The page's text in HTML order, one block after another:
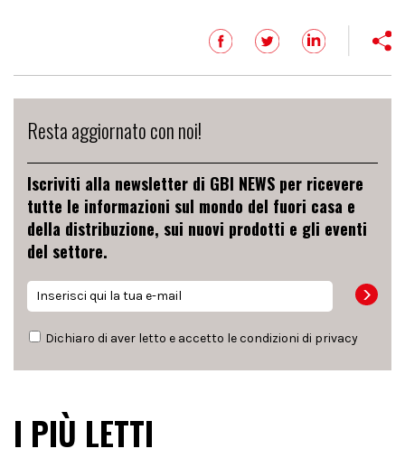
Resta aggiornato con noi!
Iscriviti alla newsletter di GBI NEWS per ricevere
tutte le informazioni sul mondo del fuori casa e
della distribuzione, sui nuovi prodotti e gli eventi
del settore.
Dichiaro di aver letto e accetto le condizioni di privacy
I PIÙ LETTI